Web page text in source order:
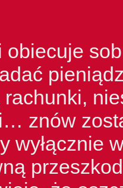
znów
wyłącznie